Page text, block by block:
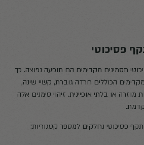
פסיכוטי
תסמינים מקדימים הם תופעה נפוצה. כך
הכוללים חרדה גוברת, קשיי שינה,
או בלתי אופיינית. זיהוי סימנים אלה
פסיכוטי נחלקים למספר קטגוריות: